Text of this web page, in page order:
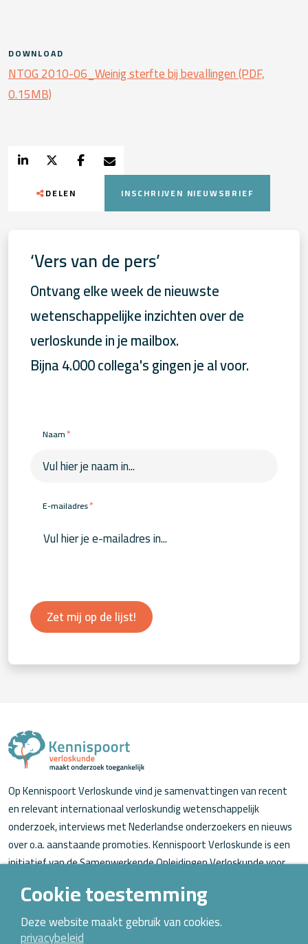
DOWNLOAD
NTOG 2010-06_Weinig sterfte bij bevallingen (PDF,
0.15MB)
DELEN INSCHRIJVEN NIEUWSBRIEF
‘Vers van de pers’
Ontvang elke week de nieuwste
wetenschappelijke inzichten over de
verloskunde in je mailbox.
Bijna 4.000 collega's gingen je al voor.
Naam*
E-mailadres*
Zet mij op de lijst!
Op Kennispoort Verloskunde vind je samenvattingen van recent
en relevant internationaal verloskundig wetenschappelijk
onderzoek, interviews met Nederlandse onderzoekers en nieuws
over o.a. aanstaande promoties. Kennispoort Verloskunde is een
initiatief van de Samenwerkende Opleidingen Verloskunde voor
Over Kennispoort Verloskunde
Contact
Cookie toestemming
Deze website maakt gebruik van cookies.
privacybeleid